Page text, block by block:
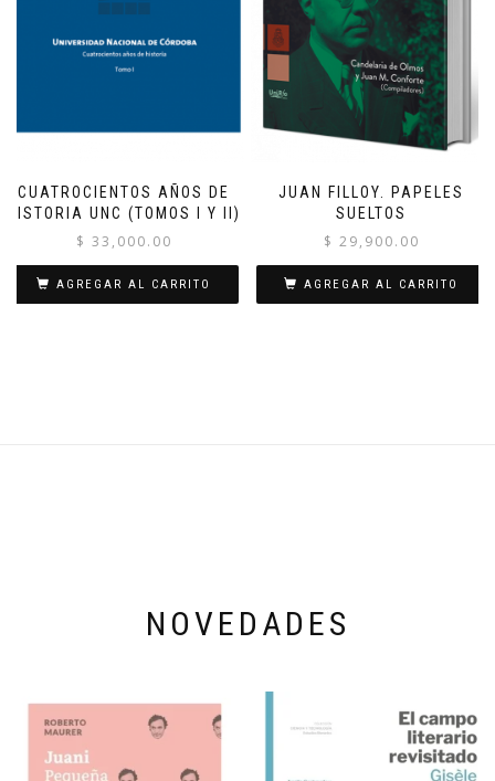
CUATROCIENTOS AÑOS DE
HISTORIA UNC (TOMOS I Y II)
$ 33,000.00
AGREGAR AL CARRITO
JUAN FILLOY. PAPELES
SUELTOS
$ 29,900.00
AGREGAR AL CARRITO
NOVEDADES